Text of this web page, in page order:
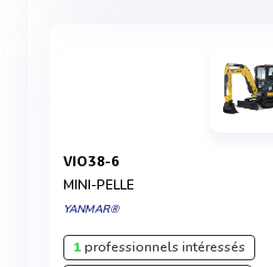
VIO38-6
MINI-PELLE
YANMAR®
1professionnels intéressés